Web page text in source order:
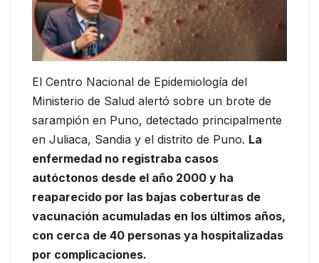
El Centro Nacional de Epidemiología del
Ministerio de Salud alertó sobre un brote de
sarampión en Puno, detectado principalmente
en Juliaca, Sandia y el distrito de Puno. La
enfermedad no registraba casos
autóctonos desde el año 2000 y ha
reaparecido por las bajas coberturas de
vacunación acumuladas en los últimos años,
con cerca de 40 personas ya hospitalizadas
por complicaciones.